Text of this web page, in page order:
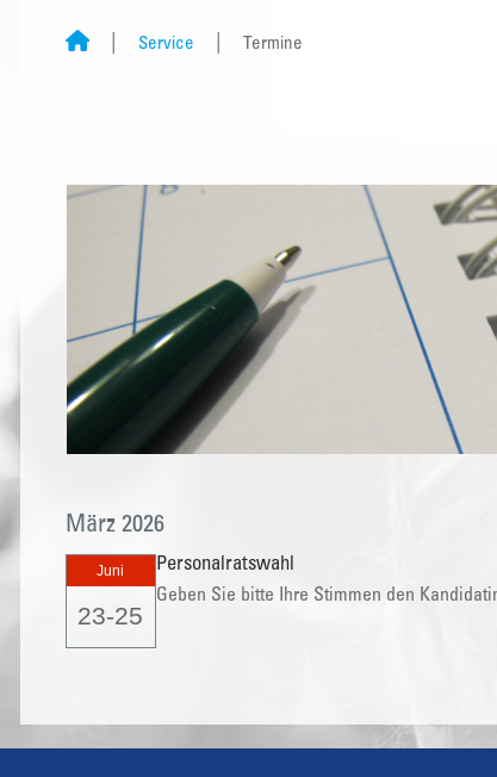
Service Termine
März 2026
Juni
23-25
Personalratswahl
Geben Sie bitte Ihre Stimmen den